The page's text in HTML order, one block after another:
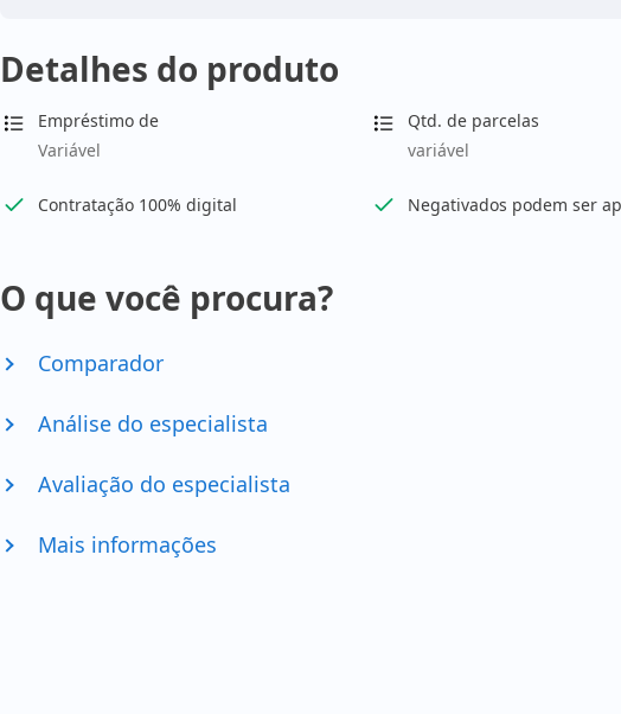
Detalhes do produto
Empréstimo de
Variável
Qtd. de parcelas
variável
Contratação 100% digital Negativados podem ser
O que você procura?
Comparador
Análise do especialista
Avaliação do especialista
Mais informações